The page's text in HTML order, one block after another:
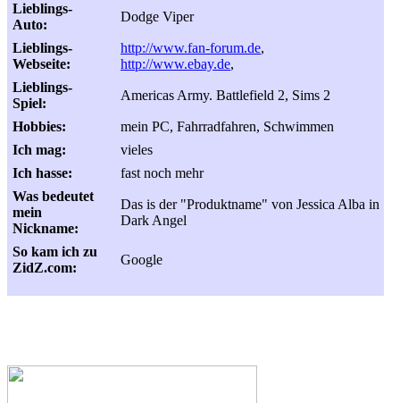
Lieblings-
Auto:
Dodge Viper
Lieblings-
Webseite:
http://www.fan-forum.de,
http://www.ebay.de,
Lieblings-
Spiel:
Americas Army. Battlefield 2, Sims 2
Hobbies:
mein PC, Fahrradfahren, Schwimmen
Ich mag:
vieles
Ich hasse:
fast noch mehr
Was bedeutet
mein
Nickname:
Das is der "Produktname" von Jessica Alba in
Dark Angel
So kam ich zu
ZidZ.com:
Google